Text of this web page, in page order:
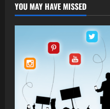
YOU MAY HAVE MISSED